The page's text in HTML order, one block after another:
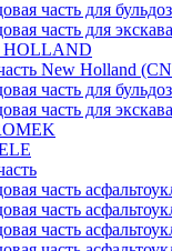
часть для
часть для
HOLLAND
New Holland
часть для
часть для
часть
часть
часть